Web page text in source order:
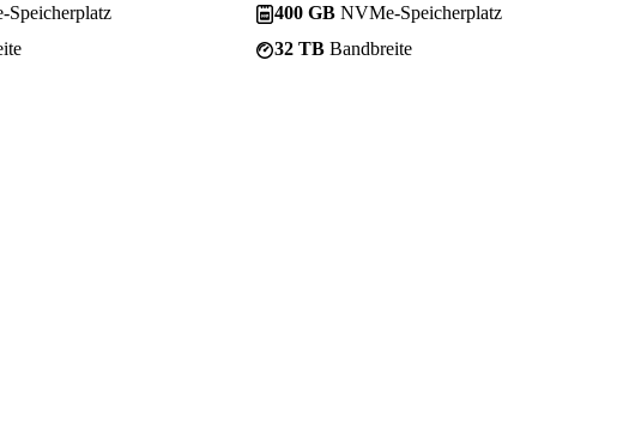
Speicherplatz
400 GB NVMe-Speicherplatz
32 TB Bandbreite